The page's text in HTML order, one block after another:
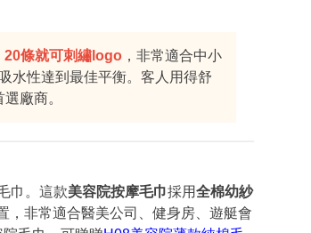
20條就可刺繡logo，非常適合中小
水性達到最佳平衡。客人用得舒
廠商。
巾。這款美容院按摩毛巾採用全棉幼紗
，非常適合醫美公司、健身房、遊艇會